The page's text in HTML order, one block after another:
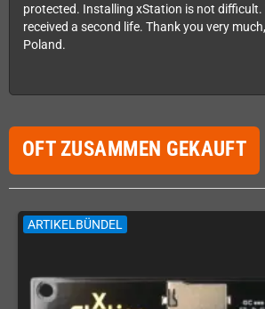
protected. Installing xStation is not difficult.
received a second life. Thank you very
Poland.
OFT ZUSAMMEN GEKAUFT
ARTIKELBÜNDEL